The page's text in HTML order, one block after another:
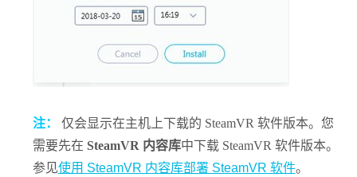
注： 仅会显示在主机上下载的 SteamVR 软件版本。您
需要先在 SteamVR 内容库中下载 SteamVR 软件版本。
参见使用 SteamVR 内容库部署 SteamVR 软件。